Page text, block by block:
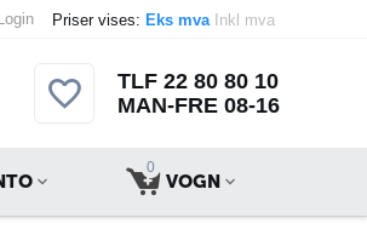
Priser vises: Eks mva Inkl mva
Login
TLF 22 80 80 10
MAN-FRE 08-16
0
VOGN